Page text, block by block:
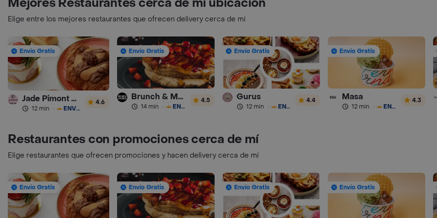
Mejores Restaurantes cerca de mi ubicación
Elige entre los mejores restaurantes que ofrecen delivery cerca de mí
Envío Gratis
Jade Pimont Pâtisserie
12 min · ENVÍO GRATIS
4.6
Envío Gratis
Brunch & Munch
14 min · ENVÍO GRATIS
4.5
Envío Gratis
Gurus
12 min · ENVÍO GRATIS
4.4
Envío Gratis
Masa
12 min · ENVÍO GRATIS
4.3
Restaurantes con promociones cerca de mí
Elige restaurantes que ofrecen promociones y hacen delivery cerca de mí
Envío Gratis Envío Gratis Envío Gratis Envío Gratis